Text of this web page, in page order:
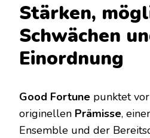
Stärken,
Schwächen
Einordnung
Good Fortune punktet
originellen Prämisse,
Ensemble und der